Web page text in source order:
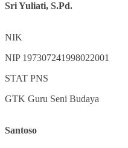
Sri Yuliati, S.Pd.
NIK
NIP 197307241998022001
STAT PNS
GTK Guru Seni Budaya
Santoso